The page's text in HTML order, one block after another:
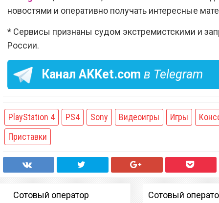
новостями и оперативно получать интересные
* Сервисы признаны судом экстремистскими и
России.
Канал AKKet.com в Telegram
PlayStation 4 PS4 Sony Видеоигры Игры
Приставки
Сотовый оператор
Сотовый